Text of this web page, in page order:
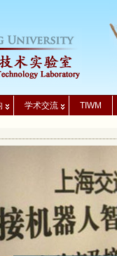
学术交流 TIWM